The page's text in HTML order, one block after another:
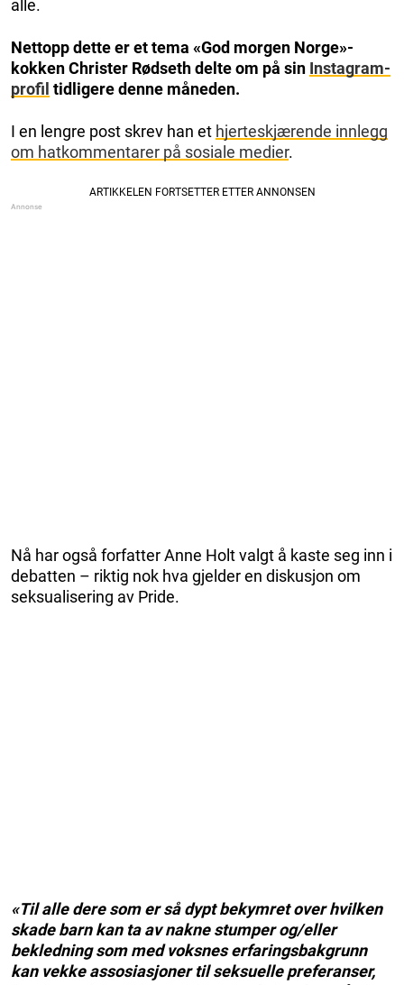
alle.
Nettopp dette er et tema «God morgen Norge»-
kokken Christer Rødseth delte om på sin Instagram-
profil tidligere denne måneden.
I en lengre post skrev han et hjerteskjærende innlegg
om hatkommentarer på sosiale medier.
Nå har også forfatter Anne Holt valgt å kaste seg inn i
debatten – riktig nok hva gjelder en diskusjon om
seksualisering av Pride.
«Til alle dere som er så dypt bekymret over hvilken
skade barn kan ta av nakne stumper og/eller
bekledning som med voksnes erfaringsbakgrunn
kan vekke assosiasjoner til seksuelle preferanser,